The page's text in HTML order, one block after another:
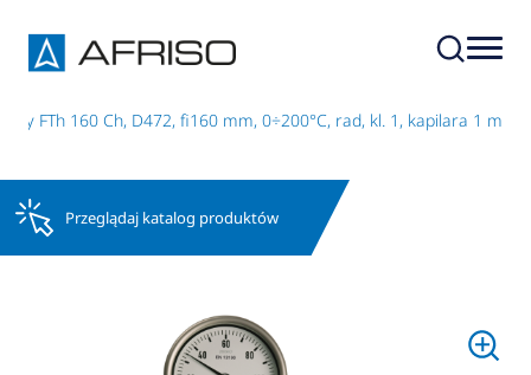
FTh 160 Ch, D472, fi160 mm, 0÷200°C, rad, kl. 1, kapilara 1 m
Przeglądaj katalog produktów